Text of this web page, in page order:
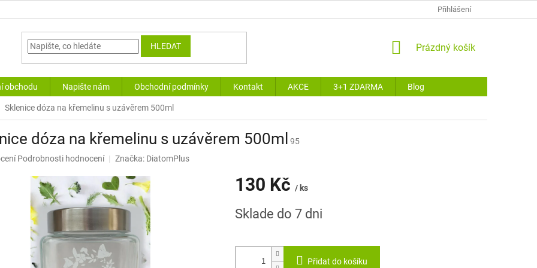
Přihlášení
HLEDAT
NÁKUPNÍ
Prázdný košík
obchodu Napište nám Obchodní podmínky Kontakt AKCE 3+1 ZDARMA Blog
Sklenice dóza na křemelinu s uzávěrem 500ml
dóza na křemelinu s uzávěrem 500ml
95
Podrobnosti hodnocení Značka: DiatomPlus
130 Kč / ks
cena:
Sklade do 7 dni
Přidat do košíku